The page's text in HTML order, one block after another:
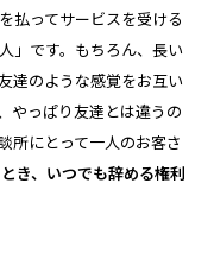
払ってサービスを受ける
」です。もちろん、長い
達のような感覚をお互い
やっぱり友達とは違うの
所にとって一人のお客さ
き、いつでも辞める権利